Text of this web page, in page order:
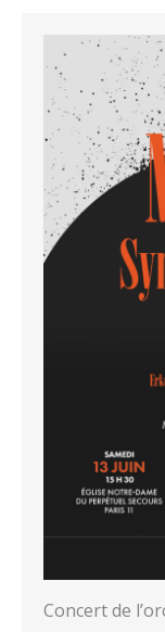
Concert de